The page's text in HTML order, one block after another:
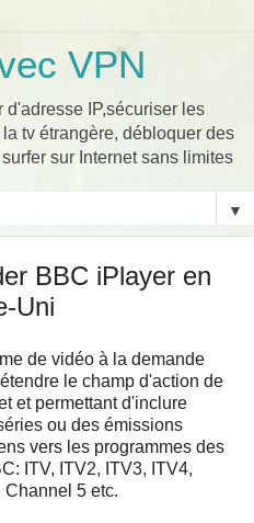
VPN
IP,sécuriser les
tv étrangère, débloquer des
sur Internet sans limites
▼
BBC iPlayer en
Uni
de vidéo à la demande
le champ d'action de
et permettant d'inclure
ou des émissions
vers les programmes des
ITV, ITV2, ITV3, ITV4,
5 etc.